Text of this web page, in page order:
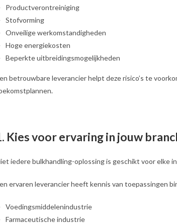
Productverontreiniging
Stofvorming
Onveilige werkomstandigheden
Hoge energiekosten
Beperkte uitbreidingsmogelijkheden
betrouwbare leverancier helpt deze risico’s te
Kies voor ervaring in jouw
iedere bulkhandling-oplossing is geschikt voor elke
ervaren leverancier heeft kennis van toepassingen
Voedingsmiddelenindustrie
Farmaceutische industrie